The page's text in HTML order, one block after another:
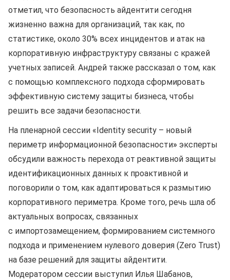
отметил, что безопасность айдентити сегодня
жизненно важна для организаций, так как, по
статистике, около 30% всех инцидентов и атак на
корпоративную инфраструктуру связаны с кражей
учетных записей. Андрей также рассказал о том, как
с помощью комплексного подхода сформировать
эффективную систему защиты бизнеса, чтобы
решить все задачи безопасности.
На пленарной сессии «Identity security – новый
периметр информационной безопасности» эксперты
обсудили важность перехода от реактивной защиты
идентификационных данных к проактивной и
поговорили о том, как адаптироваться к размытию
корпоративного периметра. Кроме того, речь шла об
актуальных вопросах, связанных
с импортозамещением, формированием системного
подхода и применением нулевого доверия (Zero Trust)
на базе решений для защиты айдентити.
Модератором сессии выступил Илья Шабанов,